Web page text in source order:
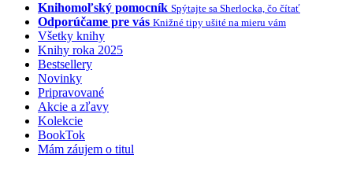
Knihomoľský pomocník Spýtajte sa Sherlocka, čo čítať
Odporúčame pre vás Knižné tipy ušité na mieru vám
Všetky knihy
Knihy roka 2025
Bestsellery
Novinky
Pripravované
Akcie a zľavy
Kolekcie
BookTok
Mám záujem o titul